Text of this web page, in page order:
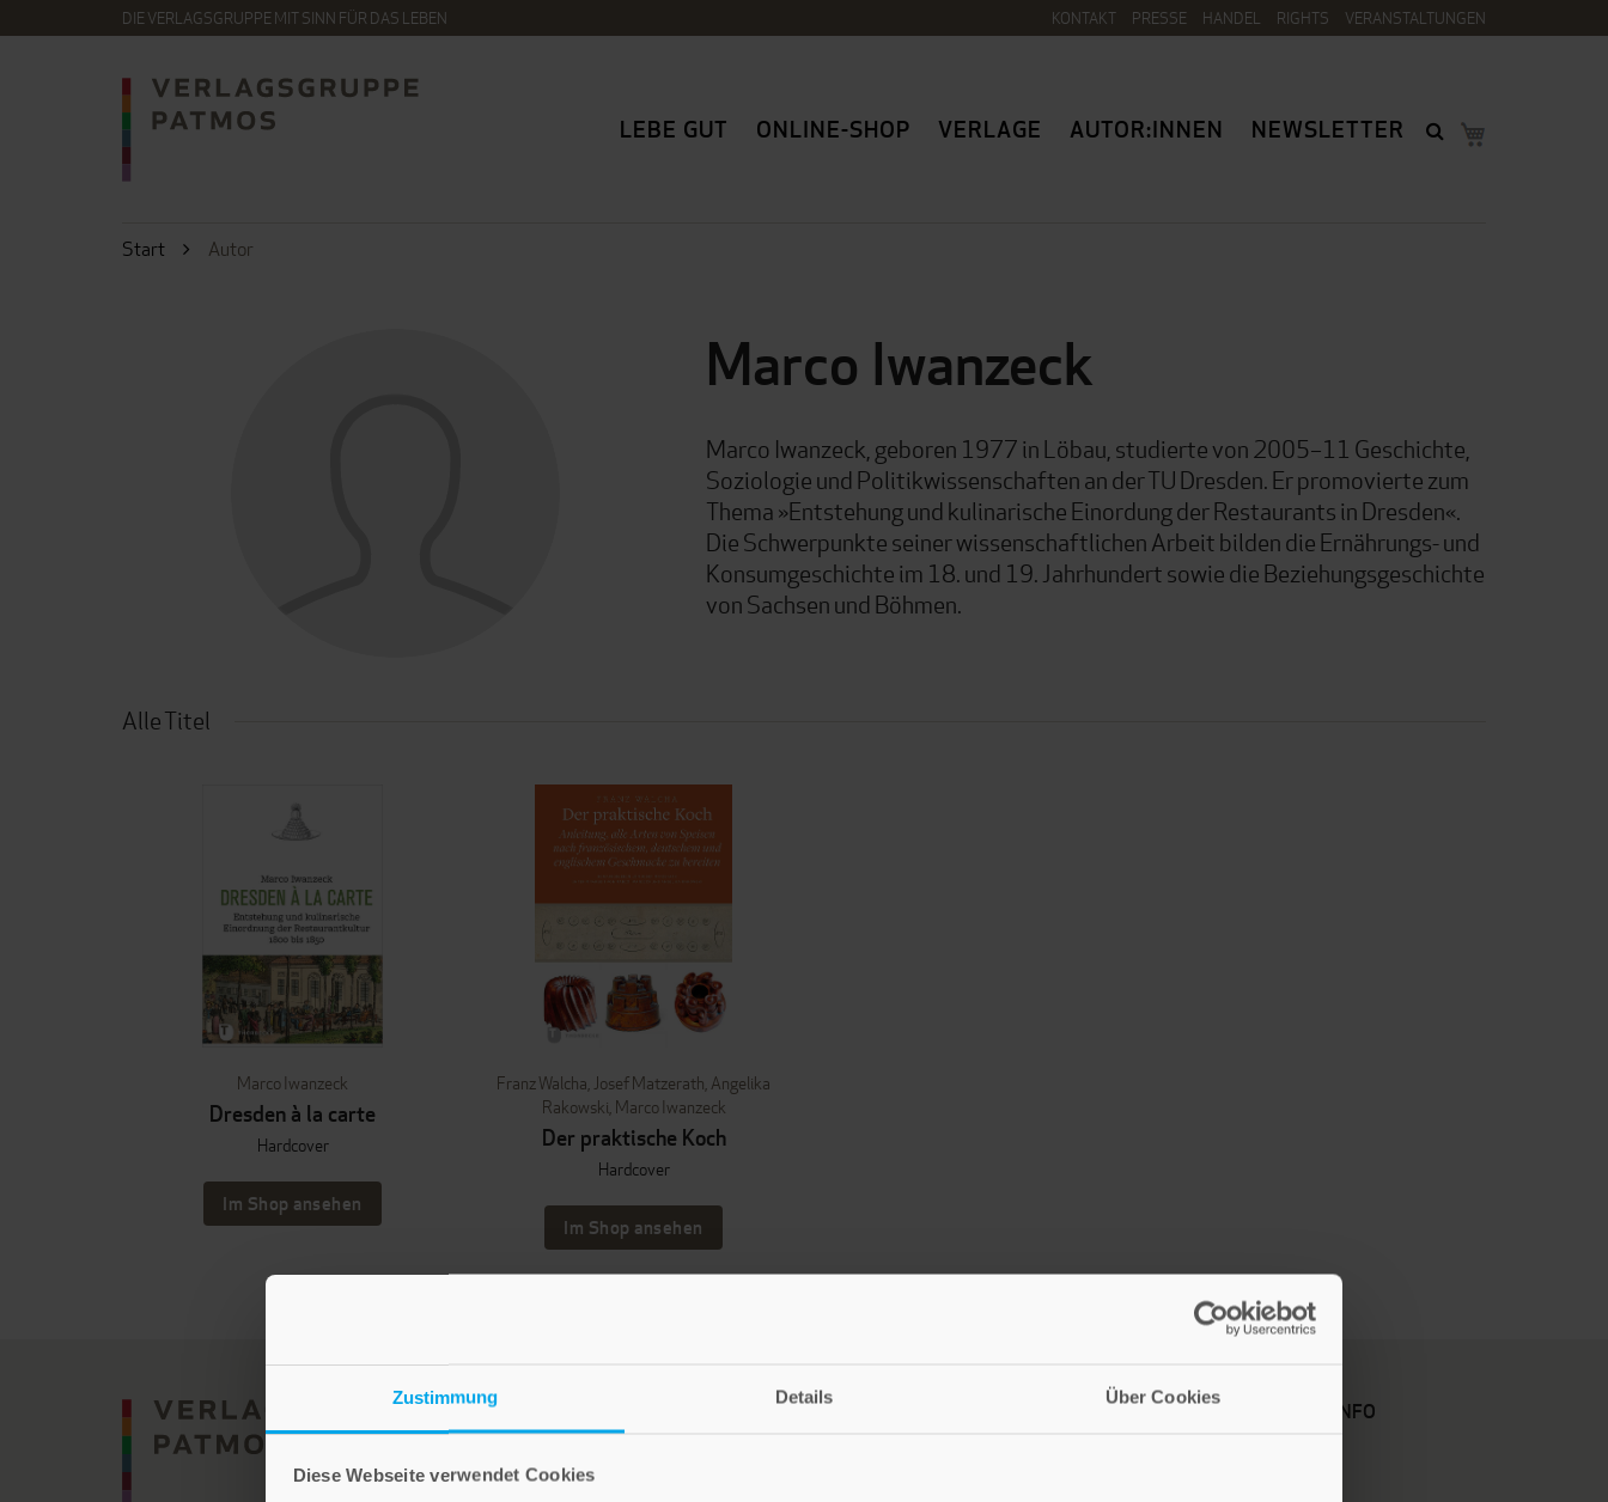
Zustimmung Details Über Cookies
Diese Webseite verwendet Cookies
DIE VERLAGSGRUPPE MIT SINN FÜR DAS LEBEN KONTAKT PRESSE HANDEL RIGHTS VERANSTALTUNGEN
LEBE GUT ONLINE-SHOP VERLAGE AUTOR:INNEN NEWSLETTER
Start Autor
Marco Iwanzeck
Marco Iwanzeck, geboren 1977 in Löbau, studierte von 2005–11 Geschichte,
Soziologie und Politikwissenschaften an der TU Dresden. Er promovierte zum
Thema »Entstehung und kulinarische Einordung der Restaurants in Dresden«.
Die Schwerpunkte seiner wissenschaftlichen Arbeit bilden die Ernährungs- und
Konsumgeschichte im 18. und 19. Jahrhundert sowie die Beziehungsgeschichte
von Sachsen und Böhmen.
Alle Titel
Marco Iwanzeck
Dresden à la carte
Hardcover
Im Shop ansehen
Franz Walcha, Josef Matzerath, Angelika
Rakowski, Marco Iwanzeck
Der praktische Koch
Hardcover
Im Shop ansehen
KARRIERE KUNDENINFO